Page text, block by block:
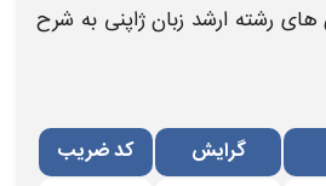
رشته ارشد زبان ژاپنی به شرح
گرایش
کد ضریب